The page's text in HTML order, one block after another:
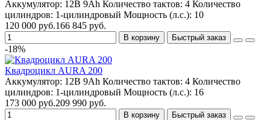
Аккумулятор: 12В 9Ah Количество тактов: 4 Количество
цилиндров: 1-цилиндровый Мощность (л.с.): 10
120 000 руб.166 845 руб.
В корзину Быстрый заказ
-18%
Квадроцикл AURA 200
Аккумулятор: 12В 9Ah Количество тактов: 4 Количество
цилиндров: 1-цилиндровый Мощность (л.с.): 16
173 000 руб.209 990 руб.
В корзину Быстрый заказ